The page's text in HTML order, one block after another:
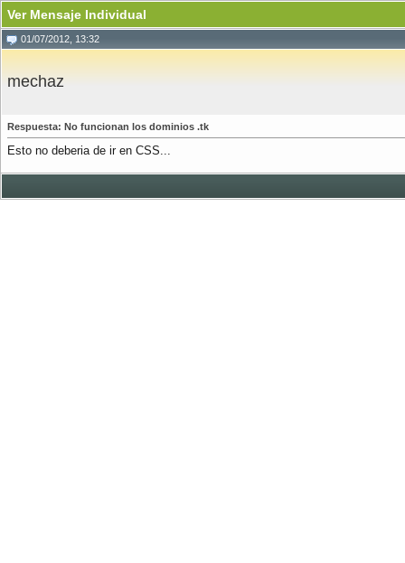
Ver Mensaje Individual
01/07/2012, 13:32
mechaz
Respuesta: No funcionan los dominios .tk
Esto no deberia de ir en CSS...